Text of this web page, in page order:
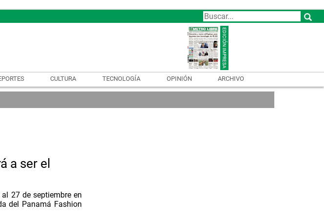
CULTURA TECNOLOGÍA OPINIÓN ARCHIVO
a ser el
27 de septiembre en
del Panamá Fashion